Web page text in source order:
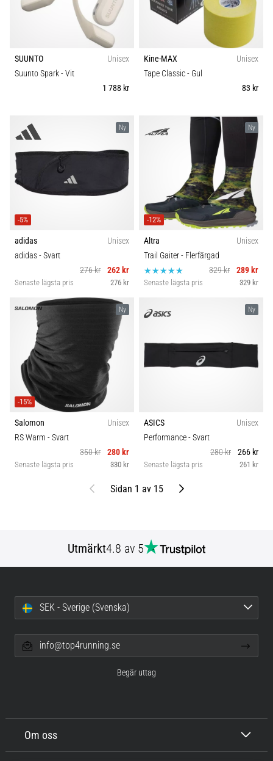
SUUNTO
Unisex
Suunto Spark- Vit
1 788 kr
Kine-MAX
Unisex
Tape Classic- Gul
83 kr
Ny
-5%
adidas
Unisex
adidas- Svart
276 kr
262 kr
Senaste lägsta pris 276 kr
Ny
-12%
Altra
Unisex
Trail Gaiter- Flerfärgad
329 kr
289 kr
Senaste lägsta pris 329 kr
Ny
-15%
Salomon
Unisex
RS Warm - Svart
350 kr
280 kr
Senaste lägsta pris 330 kr
Ny
ASICS
Unisex
Performance- Svart
280 kr
266 kr
Senaste lägsta pris 261 kr
Föregående
Sidan 1 av 15 Nästa
Utmärkt4.8 av 5
Om oss
SEK - Sverige (Svenska)
info@top4running.se
Begär uttag